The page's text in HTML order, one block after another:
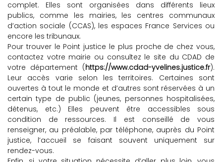
complet. Elles sont organisées dans différents lieux
publics, comme les mairies, les centres communaux
d’action sociale (CCAS), les espaces France Services ou
encore les tribunaux.
Pour trouver le Point justice le plus proche de chez vous,
contactez votre mairie ou consultez le site du CDAD de
votre département (https://www.cdad-yvelines.justice.fr).
Leur accès varie selon les territoires. Certaines sont
ouvertes à tout le monde et d’autres sont réservées à un
certain type de public (jeunes, personnes hospitalisées,
détenus, etc.) Elles peuvent être accessibles sous
condition de ressources. Il est conseillé de vous
renseigner, au préalable, par téléphone, auprès du Point
justice, l’accueil se faisant souvent uniquement sur
rendez-vous.